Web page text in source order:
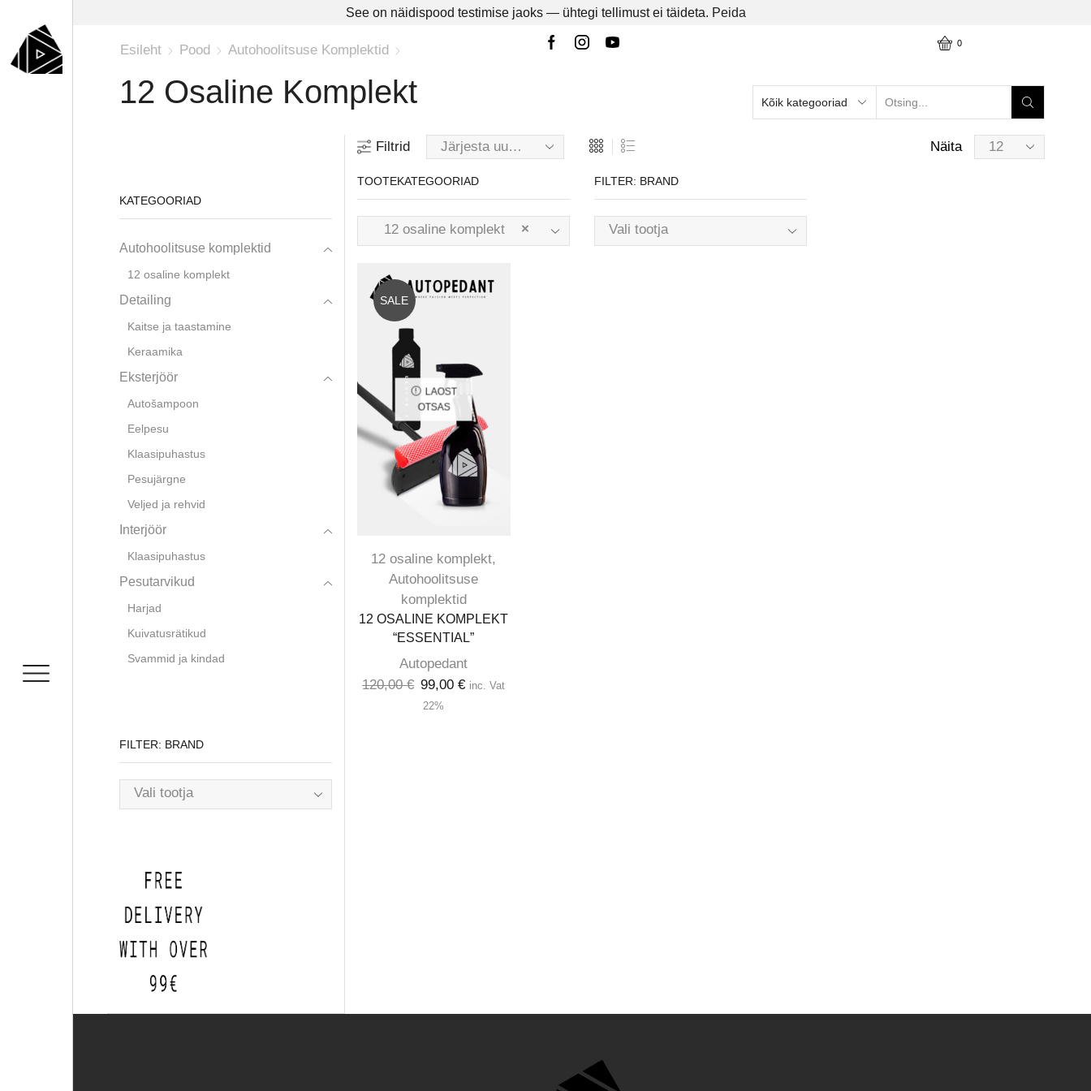
See on näidispood testimise jaoks — ühtegi tellimust ei täideta. Peida
0
Esileht Pood Autohoolitsuse Komplektid
12 Osaline Komplekt
Filtrid Näita
TOOTEKATEGOORIAD
×
12 osaline komplekt
FILTER: BRAND
Vali tootja
SALE
LAOST
OTSAS
12 osaline komplekt,
Autohoolitsuse
komplektid
12 OSALINE KOMPLEKT
“ESSENTIAL”
Autopedant
120,00€ 99,00€ inc. Vat
22%
KATEGOORIAD
Autohoolitsuse komplektid
12 osaline komplekt
Detailing
Kaitse ja taastamine
Keraamika
Eksterjöör
Autošampoon
Eelpesu
Klaasipuhastus
Pesujärgne
Veljed ja rehvid
Interjöör
Klaasipuhastus
Pesutarvikud
Harjad
Kuivatusrätikud
Svammid ja kindad
FILTER: BRAND
Vali tootja